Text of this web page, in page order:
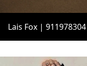
Lais Fox | 911978304